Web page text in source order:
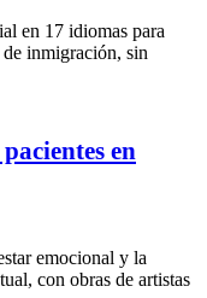
en 17 idiomas para
inmigración, sin
en
emocional y la
con obras de artistas